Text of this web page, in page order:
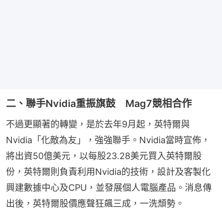
二、聯手Nvidia重振旗鼓 Mag7競相合作
不過更顯著的轉變，是於去年9月起，英特爾與
Nvidia「化敵為友」，強強聯手。Nvidia當時宣佈，
將出資50億美元，以每股23.28美元買入英特爾股
份，英特爾則負責利用Nvidia的技術，設計及客製化
興建數據中心及CPU，並發展個人電腦產品。消息傳
出後，英特爾股價應聲狂飆三成，一洗頹勢。